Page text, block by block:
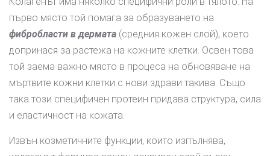
първо място той помага за образуването на
фибробласти в дермата (средния кожен слой), което
допринася за растежа на кожните клетки. Освен това
той заема важно място в процеса на обновяване на
мъртвите кожни клетки с нови здрави такива. Също
така този специфичен протеин придава структура, сила
и еластичност на кожата.
Извън козметичните функции, които изпълнява,